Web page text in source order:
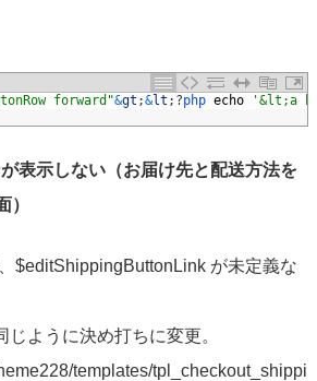
forward"&gt ;&lt ; ?php echo '&lt;a
表示しない（お届け先と配送方法を
）
$editShippingButtonLink が未定義な
ように決め打ちに変更。
templates/tpl_checkout_shippi